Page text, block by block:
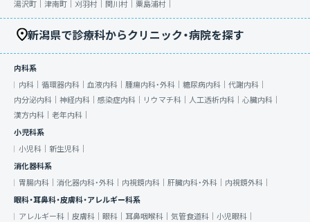
湯沢町｜ 津南町｜ 刈羽村｜ 関川村｜ 粟島浦村｜
新潟県で診療科からクリニック・病院を探す
内科系
内科｜ 循環器内科｜ 血液内科｜ 腫瘍内科・外科｜ 糖尿病内科｜ 代謝内科｜
内分泌内科｜ 神経内科｜ 感染症内科｜ リウマチ科｜ 人工透析内科｜ 心臓内科｜
漢方内科｜ 老年内科｜
小児科系
小児科｜ 新生児科｜
消化器科系
胃腸内科｜ 消化器内科・外科｜ 内視鏡内科｜ 肝臓内科・外科｜ 内視鏡外科｜
眼科・耳鼻科・皮膚科・アレルギー科系
アレルギー科｜ 皮膚科｜ 眼科｜ 耳鼻咽喉科｜ 気管食道科｜ 小児眼科｜